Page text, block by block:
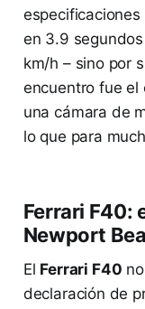
en 3.9
km/h – sino por
encuentro fue el
una cámara de
lo que para
Ferrari F40:
Newport
El Ferrari F40
declaración de